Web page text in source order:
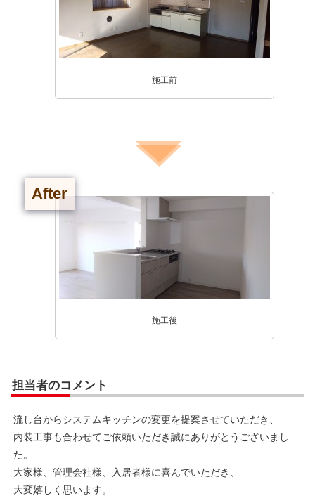
施工前
After
施工後
担当者のコメント
流し台からシステムキッチンの変更を提案させていただき、
内装工事も合わせてご依頼いただき誠にありがとうございまし
た。
大家様、管理会社様、入居者様に喜んでいただき、
大変嬉しく思います。